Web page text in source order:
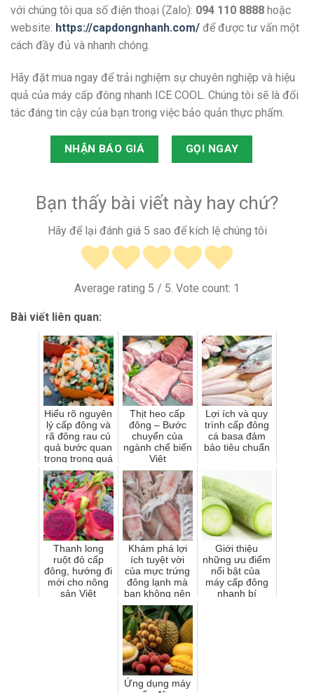
với chúng tôi qua số điện thoại (Zalo): 094 110 8888 hoặc
website: https://capdongnhanh.com/ để được tư vấn một
cách đầy đủ và nhanh chóng.
Hãy đặt mua ngay để trải nghiệm sự chuyên nghiệp và hiệu
quả của máy cấp đông nhanh ICE COOL. Chúng tôi sẽ là đối
tác đáng tin cậy của bạn trong việc bảo quản thực phẩm.
NHẬN BÁO GIÁ GỌI NGAY
Bạn thấy bài viết này hay chứ?
Hãy để lại đánh giá 5 sao để kích lệ chúng tôi
Average rating 5 / 5. Vote count: 1
Bài viết liên quan:
Hiểu rõ nguyên
lý cấp đông và
rã đông rau củ
quả bước quan
trọng trong quá
trình bảo quản
thực phẩm ...
Thịt heo cấp
đông – Bước
chuyển của
ngành chế biến
Việt
Lợi ích và quy
trình cấp đông
cá basa đảm
bảo tiêu chuẩn
Thanh long
ruột đỏ cấp
đông, hướng đi
mới cho nông
sản Việt
Khám phá lợi
ích tuyệt vời
của mực trứng
đông lạnh mà
bạn không nên
bỏ qua
Giới thiệu
những ưu điểm
nổi bật của
máy cấp đông
nhanh bí
Ứng dụng máy